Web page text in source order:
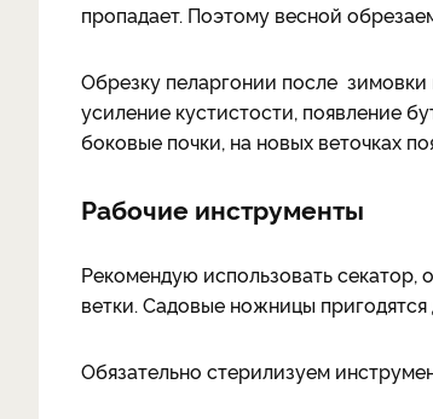
пропадает. Поэтому весной
Обрезку пеларгонии после зимовки
усиление кустистости, появление
боковые почки, на новых веточках
Рабочие инструменты
Рекомендую использовать
ветки. Садовые ножницы
Обязательно стерилизуем